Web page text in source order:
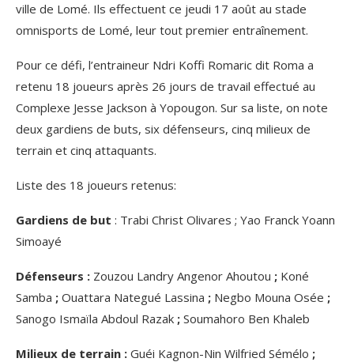
ville de Lomé. Ils effectuent ce jeudi 17 août au stade
omnisports de Lomé, leur tout premier entraînement.
Pour ce défi, l’entraineur Ndri Koffi Romaric dit Roma a
retenu 18 joueurs après 26 jours de travail effectué au
Complexe Jesse Jackson à Yopougon. Sur sa liste, on note
deux gardiens de buts, six défenseurs, cinq milieux de
terrain et cinq attaquants.
Liste des 18 joueurs retenus:
Gardiens de but : Trabi Christ Olivares ; Yao Franck Yoann
Simoayé
Défenseurs : Zouzou Landry Angenor Ahoutou ; Koné
Samba ; Ouattara Nategué Lassina ; Negbo Mouna Osée ;
Sanogo Ismaïla Abdoul Razak ; Soumahoro Ben Khaleb
Milieux de terrain : Guéi Kagnon-Nin Wilfried Sémélo ;